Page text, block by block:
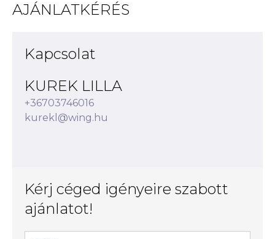
AJÁNLATKÉRÉS
Kapcsolat
KUREK LILLA
+36703746016
kurekl@wing.hu
Kérj céged igényeire szabott
ajánlatot!